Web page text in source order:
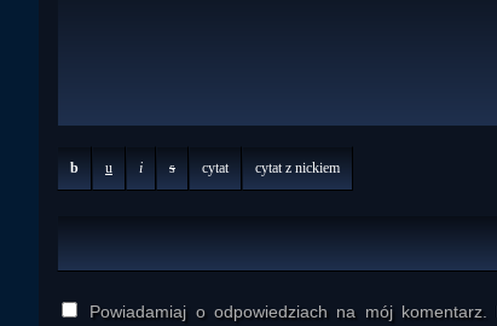
b u i s cytat cytat z nickiem
Powiadamiaj o odpowiedziach na mój